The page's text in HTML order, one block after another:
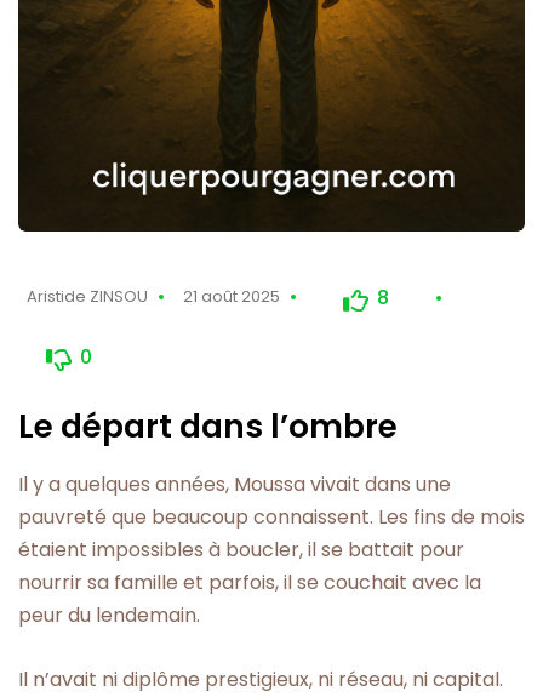
Aristide ZINSOU 21 août 2025 8
0
Le départ dans l’ombre
Il y a quelques années, Moussa vivait dans une
pauvreté que beaucoup connaissent. Les fins de mois
étaient impossibles à boucler, il se battait pour
nourrir sa famille et parfois, il se couchait avec la
peur du lendemain.
Il n’avait ni diplôme prestigieux, ni réseau, ni capital.